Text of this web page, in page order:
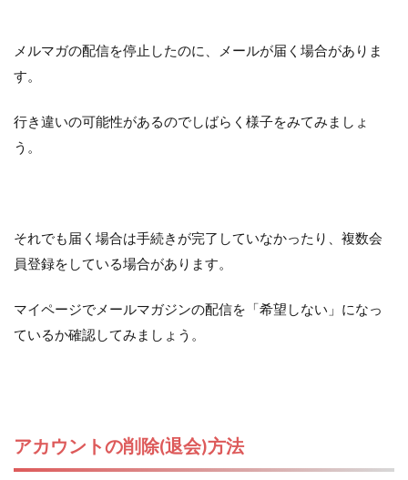
メルマガの配信を停止したのに、メールが届く場合がありま
す。
行き違いの可能性があるのでしばらく様子をみてみましょ
う。
それでも届く場合は手続きが完了していなかったり、複数会
員登録をしている場合があります。
マイページでメールマガジンの配信を「希望しない」になっ
ているか確認してみましょう。
アカウントの削除(退会)方法